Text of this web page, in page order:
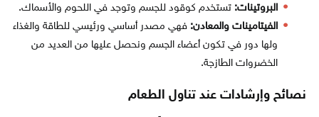
البروتينات: تستخدم كوقود للجسم وتوجد في اللحوم والأسماك.
الفيتامينات والمعادن: فهي مصدر أساسي ورئيسي للطاقة والغذاء
ولها دور في تكون أعضاء الجسم ونحصل عليها من العديد من
الخضروات الطازجة.
نصائح وإرشادات عند تناول الطعام